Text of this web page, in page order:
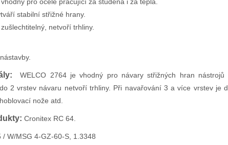
stabilní střižné hrany.
netvoří trhliny.
WELCO 2764 je vhodný pro návary střižných hran
2 vrstev návaru netvoří trhliny. Při navařování 3 a více vrstev je
nože atd.
Cronitex RC 64.
/ W/MSG 4-GZ-60-S, 1.3348